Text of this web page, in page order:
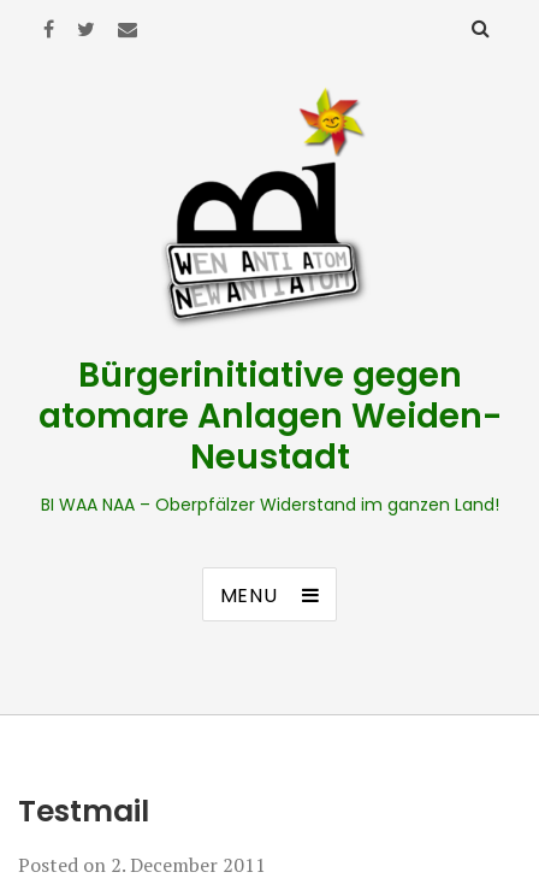
Bürgerinitiative gegen
atomare Anlagen Weiden-
Neustadt
BI WAA NAA – Oberpfälzer Widerstand im ganzen Land!
MENU
Testmail
Posted on 2. December 2011